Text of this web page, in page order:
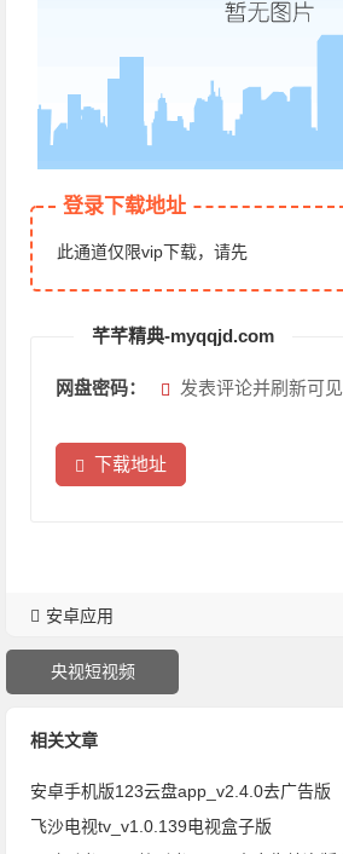
登录下载地址
此通道仅限vip下载，请先
芊芊精典-myqqjd.com
网盘密码： 发表评论并刷新可见
下载地址
安卓应用
央视短视频
相关文章
安卓手机版123云盘app_v2.4.0去广告版
飞沙电视tv_v1.0.139电视盒子版